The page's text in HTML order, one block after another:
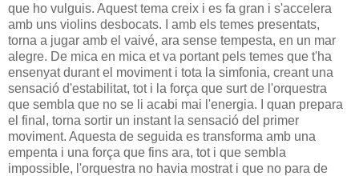
que ho vulguis. Aquest tema creix i es fa gran i s'accelera
amb uns violins desbocats. I amb els temes presentats,
torna a jugar amb el vaivé, ara sense tempesta, en un mar
alegre. De mica en mica et va portant pels temes que t'ha
ensenyat durant el moviment i tota la simfonia, creant una
sensació d'estabilitat, tot i la força que surt de l'orquestra
que sembla que no se li acabi mai l'energia. I quan prepara
el final, torna sortir un instant la sensació del primer
moviment. Aquesta de seguida es transforma amb una
empenta i una força que fins ara, tot i que sembla
impossible, l'orquestra no havia mostrat i que no para de